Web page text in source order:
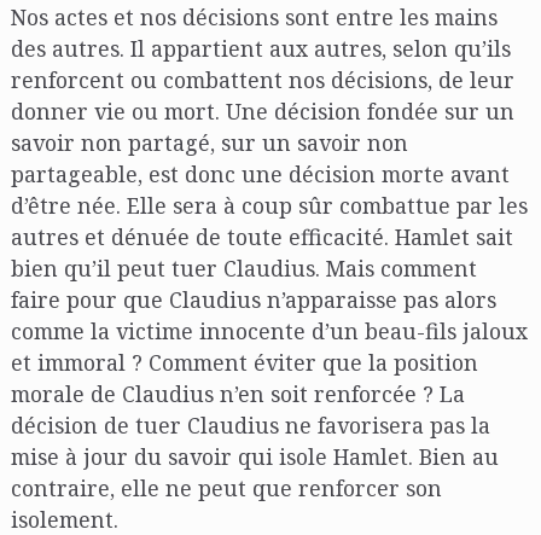
Nos actes et nos décisions sont entre les mains
des autres. Il appartient aux autres, selon qu’ils
renforcent ou combattent nos décisions, de leur
donner vie ou mort. Une décision fondée sur un
savoir non partagé, sur un savoir non
partageable, est donc une décision morte avant
d’être née. Elle sera à coup sûr combattue par les
autres et dénuée de toute efficacité. Hamlet sait
bien qu’il peut tuer Claudius. Mais comment
faire pour que Claudius n’apparaisse pas alors
comme la victime innocente d’un beau-fils jaloux
et immoral ? Comment éviter que la position
morale de Claudius n’en soit renforcée ? La
décision de tuer Claudius ne favorisera pas la
mise à jour du savoir qui isole Hamlet. Bien au
contraire, elle ne peut que renforcer son
isolement.